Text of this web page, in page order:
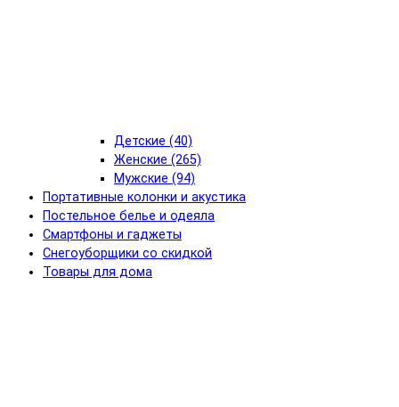
Детские (40)
Женские (265)
Мужские (94)
Портативные колонки и акустика
Постельное белье и одеяла
Смартфоны и гаджеты
Снегоуборщики со скидкой
Товары для дома